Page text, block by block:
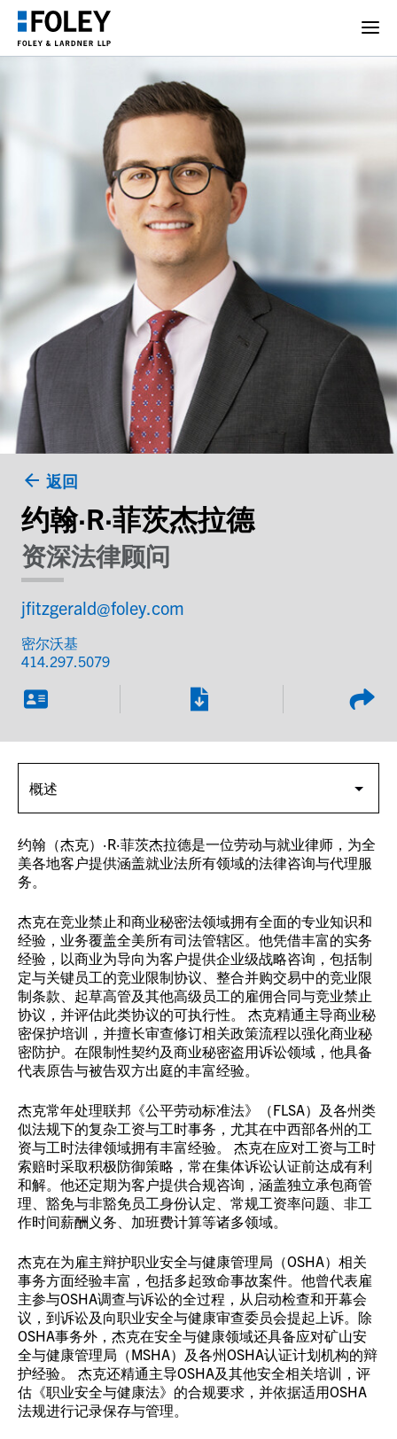
返回
约翰·R·菲茨杰拉德
资深法律顾问
jfitzgerald@foley.com
密尔沃基
414.297.5079
约翰（杰克）·R·菲茨杰拉德是一位劳动与就业律师，为全
美各地客户提供涵盖就业法所有领域的法律咨询与代理服
务。
杰克在竞业禁止和商业秘密法领域拥有全面的专业知识和
经验，业务覆盖全美所有司法管辖区。他凭借丰富的实务
经验，以商业为导向为客户提供企业级战略咨询，包括制
定与关键员工的竞业限制协议、整合并购交易中的竞业限
制条款、起草高管及其他高级员工的雇佣合同与竞业禁止
协议，并评估此类协议的可执行性。 杰克精通主导商业秘
密保护培训，并擅长审查修订相关政策流程以强化商业秘
密防护。在限制性契约及商业秘密盗用诉讼领域，他具备
代表原告与被告双方出庭的丰富经验。
杰克常年处理联邦《公平劳动标准法》（FLSA）及各州类
似法规下的复杂工资与工时事务，尤其在中西部各州的工
资与工时法律领域拥有丰富经验。 杰克在应对工资与工时
索赔时采取积极防御策略，常在集体诉讼认证前达成有利
和解。他还定期为客户提供合规咨询，涵盖独立承包商管
理、豁免与非豁免员工身份认定、常规工资率问题、非工
作时间薪酬义务、加班费计算等诸多领域。
杰克在为雇主辩护职业安全与健康管理局（OSHA）相关
事务方面经验丰富，包括多起致命事故案件。他曾代表雇
主参与OSHA调查与诉讼的全过程，从启动检查和开幕会
议，到诉讼及向职业安全与健康审查委员会提起上诉。除
OSHA事务外，杰克在安全与健康领域还具备应对矿山安
全与健康管理局（MSHA）及各州OSHA认证计划机构的辩
护经验。 杰克还精通主导OSHA及其他安全相关培训，评
估《职业安全与健康法》的合规要求，并依据适用OSHA
法规进行记录保存与管理。